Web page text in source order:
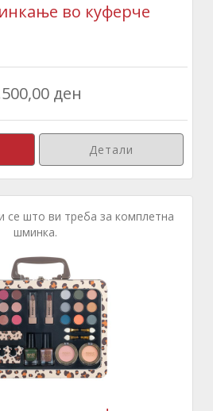
во куферче
ден
Детали
се што ви треба за комплетна
шминка.